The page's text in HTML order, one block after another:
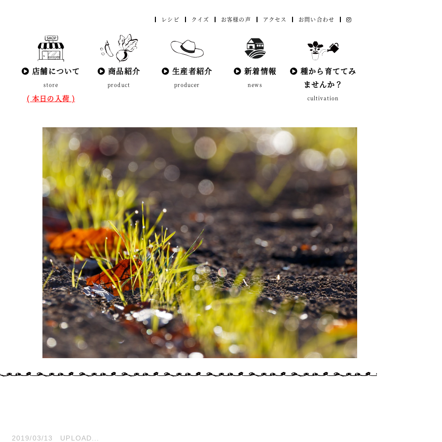
レシピ クイズ お客様の声 アクセス お問い合わせ
店舗について
store
( 本日の入荷 )
商品紹介
product
生産者紹介
producer
新着情報
news
種から育ててみ
ませんか？
cultivation
2019/03/13 UPLOAD...